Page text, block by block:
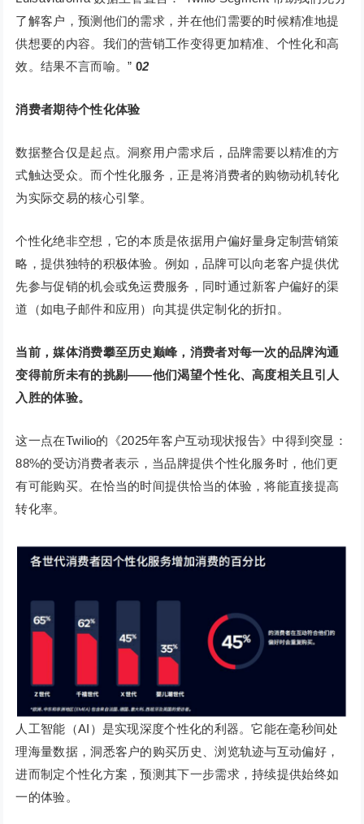
了解客户，预测他们的需求，并在他们需要的时候精准地提
供想要的内容。我们的营销工作变得更加精准、个性化和高
效。结果不言而喻。” 02
消费者期待个性化体验
数据整合仅是起点。洞察用户需求后，品牌需要以精准的方
式触达受众。而个性化服务，正是将消费者的购物动机转化
为实际交易的核心引擎。
个性化绝非空想，它的本质是依据用户偏好量身定制营销策
略，提供独特的积极体验。例如，品牌可以向老客户提供优
先参与促销的机会或免运费服务，同时通过新客户偏好的渠
道（如电子邮件和应用）向其提供定制化的折扣。
当前，媒体消费攀至历史巅峰，消费者对每一次的品牌沟通
变得前所未有的挑剔——他们渴望个性化、高度相关且引人
入胜的体验。
这一点在Twilio的《2025年客户互动现状报告》中得到突显：
88%的受访消费者表示，当品牌提供个性化服务时，他们更
有可能购买。在恰当的时间提供恰当的体验，将能直接提高
转化率。
人工智能（AI）是实现深度个性化的利器。它能在毫秒间处
理海量数据，洞悉客户的购买历史、浏览轨迹与互动偏好，
进而制定个性化方案，预测其下一步需求，持续提供始终如
一的体验。